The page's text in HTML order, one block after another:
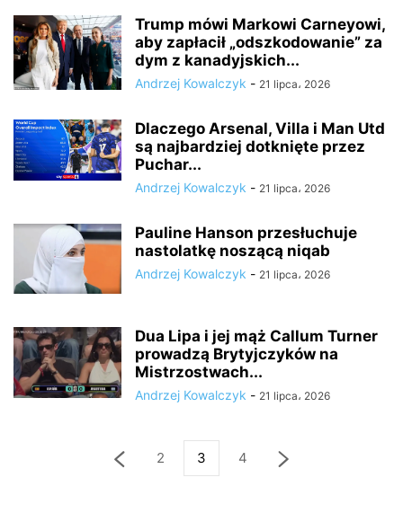
Trump mówi Markowi Carneyowi,
aby zapłacił „odszkodowanie” za
dym z kanadyjskich...
Andrzej Kowalczyk - 21 lipca، 2026
Dlaczego Arsenal, Villa i Man Utd
są najbardziej dotknięte przez
Puchar...
Andrzej Kowalczyk - 21 lipca، 2026
Pauline Hanson przesłuchuje
nastolatkę noszącą niqab
Andrzej Kowalczyk - 21 lipca، 2026
Dua Lipa i jej mąż Callum Turner
prowadzą Brytyjczyków na
Mistrzostwach...
Andrzej Kowalczyk - 21 lipca، 2026
2 3 4